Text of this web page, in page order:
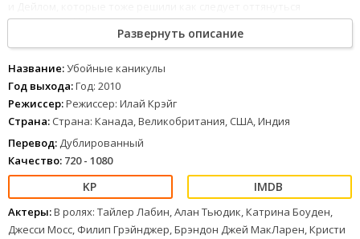
на природе.Принявэтих на вид диковатых, но безобидных ребят
за злобных маньяков, горожане решают дать деревенщине
жёсткий отпор.
1 234 5 6 78
Развернуть описание
Название:Убойные каникулы
Год выхода:Год: 2010
Режиссер:Режиссер: Илай Крэйг
Страна: Страна: Канада, Великобритания, США, Индия
Перевод: Дублированный
Качество: 720 - 1080
Актеры:В ролях: Тайлер Лабин, Алан Тьюдик, Катрина Боуден,
Джесси Мосс, Филип Грэйнджер, Брэндон Джей МакЛарен, Кристи